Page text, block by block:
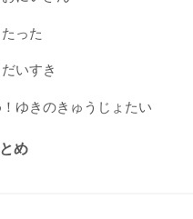
った
いすき
ゆきのきゅうじょたい
め